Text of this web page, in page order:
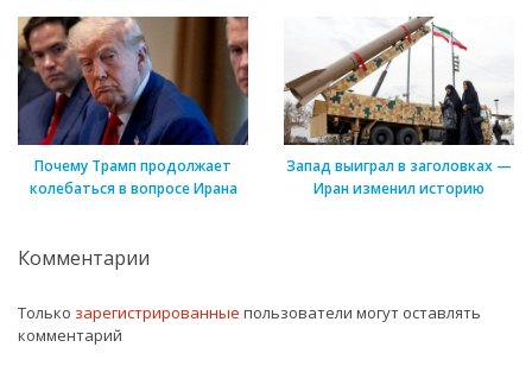
Почему Трамп продолжает
колебаться в вопросе Ирана
Запад выиграл в заголовках —
Иран изменил историю
Комментарии
Только зарегистрированные пользователи могут оставлять
комментарий